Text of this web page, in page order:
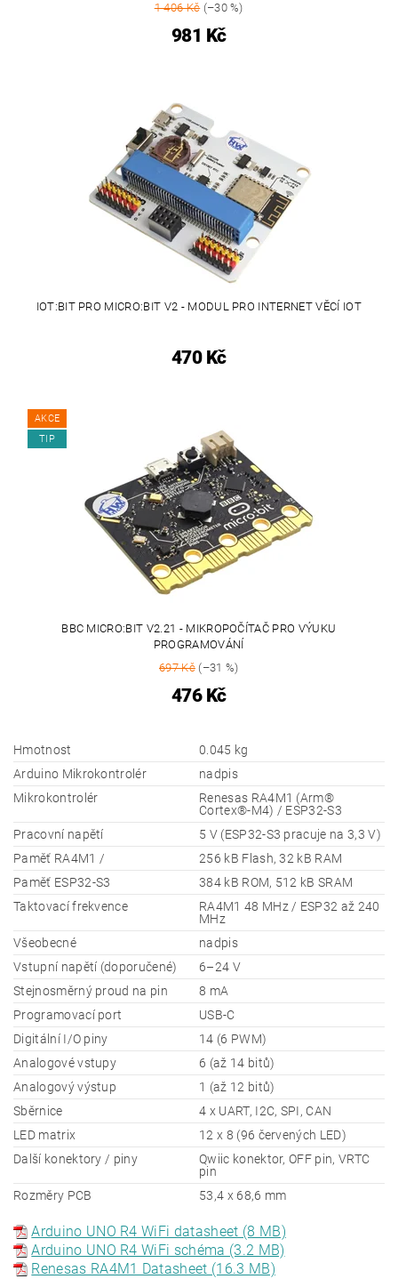
1 406 Kč(–30 %)
981 Kč
IOT:BIT PRO MICRO:BIT V2 - MODUL PRO INTERNET VĚCÍ IOT
470 Kč
AKCE
TIP
BBC MICRO:BIT V2.21 - MIKROPOČÍTAČ PRO VÝUKU
PROGRAMOVÁNÍ
697 Kč(–31 %)
476 Kč
Hmotnost
0.045 kg
Arduino Mikrokontrolér
nadpis
Mikrokontrolér
Renesas RA4M1 (Arm®
Cortex®-M4) / ESP32-S3
Pracovní napětí
5 V (ESP32-S3 pracuje na 3,3 V)
Paměť RA4M1 /
256 kB Flash, 32 kB RAM
Paměť ESP32-S3
384 kB ROM, 512 kB SRAM
Taktovací frekvence
RA4M1 48 MHz / ESP32 až 240
MHz
Všeobecné
nadpis
Vstupní napětí (doporučené)
6–24 V
Stejnosměrný proud na pin
8 mA
Programovací port
USB-C
Digitální I/O piny
14 (6 PWM)
Analogové vstupy
6 (až 14 bitů)
Analogový výstup
1 (až 12 bitů)
Sběrnice
4 x UART, I2C, SPI, CAN
LED matrix
12 x 8 (96 červených LED)
Další konektory / piny
Qwiic konektor, OFF pin, VRTC
pin
Rozměry PCB
53,4 x 68,6 mm
Arduino UNO R4 WiFi datasheet (8 MB)
Arduino UNO R4 WiFi schéma (3.2 MB)
Renesas RA4M1 Datasheet (16.3 MB)